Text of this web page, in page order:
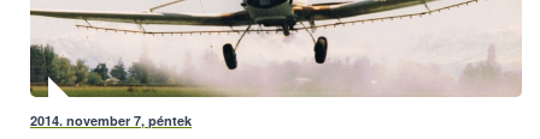
2014. november 7, péntek